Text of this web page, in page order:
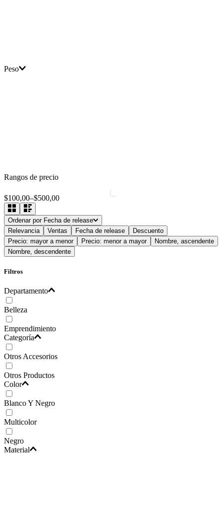
Peso
Rangos de precio
$100,00–$500,00
Ordenar por Fecha de release
Relevancia
Ventas Fecha de release
Descuento
Precio: mayor a menor
Precio: menor a mayor
Nombre, ascendente
Nombre, descendente
Filtros
Departamento
Belleza
Emprendimiento
Categoría
Otros Accesorios
Otros Productos
Color
Blanco Y Negro
Multicolor
Negro
Material